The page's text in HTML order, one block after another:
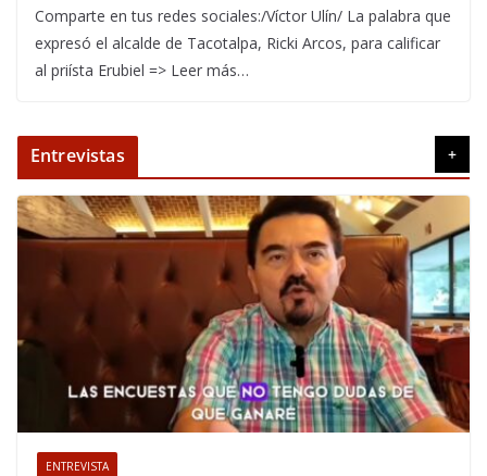
Comparte en tus redes sociales:/Víctor Ulín/ La palabra que
expresó el alcalde de Tacotalpa, Ricki Arcos, para calificar
al priísta Erubiel => Leer más…
Entrevistas +
ENTREVISTA